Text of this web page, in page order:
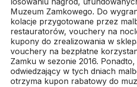
Muzeum Zamkowego. Do
kolacje przygotowane przez
restauratorów, vouchery na
kupony do zrealizowania w
vouchery na bezpłatne
Zamku w sezonie 2016.
odwiedzający w tych dniach
otrzyma kupon rabatowy do